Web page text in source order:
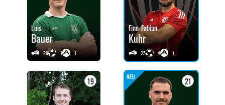
Luis
Bauer
29 1 1
Finn-Fabian
Kuhr
25 4 1
19 21